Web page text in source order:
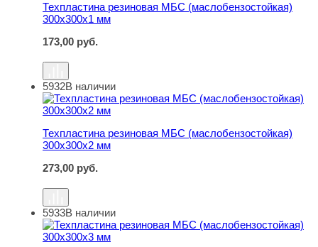
Техпластина резиновая МБС (маслобензостойкая)
300х300х1 мм
173,00 руб.
Техпластина резиновая МБС (маслобензостойкая)
5932В наличии
Техпластина резиновая МБС (маслобензостойкая)
300х300х2 мм
273,00 руб.
Техпластина резиновая МБС (маслобензостойкая)
5933В наличии